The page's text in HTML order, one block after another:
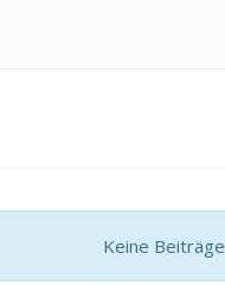
Keine Beiträge